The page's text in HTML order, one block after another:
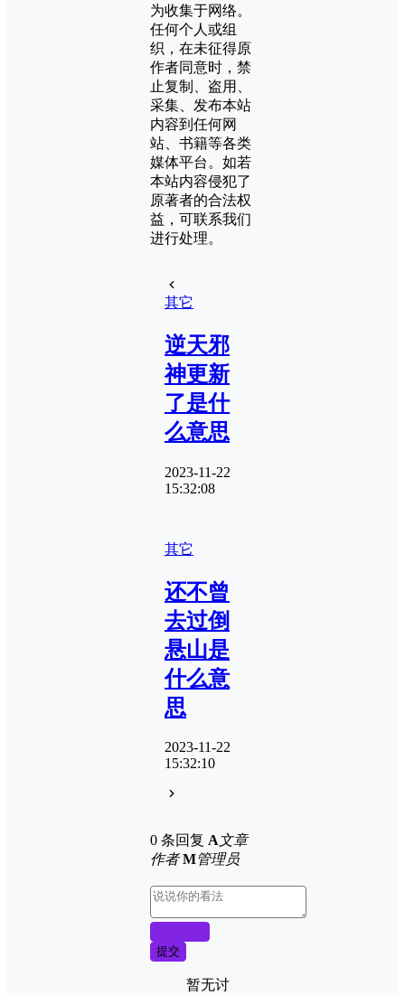
为收集于网络。
任何个人或组
织，在未征得原
作者同意时，禁
止复制、盗用、
采集、发布本站
内容到任何网
站、书籍等各类
媒体平台。如若
本站内容侵犯了
原著者的合法权
益，可联系我们
进行处理。
其它
逆天邪
神更新
了是什
么意思
2023-11-22
15:32:08
其它
还不曾
去过倒
悬山是
什么意
思
2023-11-22
15:32:10
0 条回复 A文章
作者 M管理员
提交
暂无讨